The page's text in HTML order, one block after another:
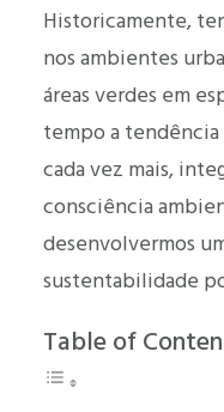
Historicamente,
nos ambientes
áreas verdes em
tempo a tendência
cada vez mais,
consciência
desenvolvermos
sustentabilidade
Table of